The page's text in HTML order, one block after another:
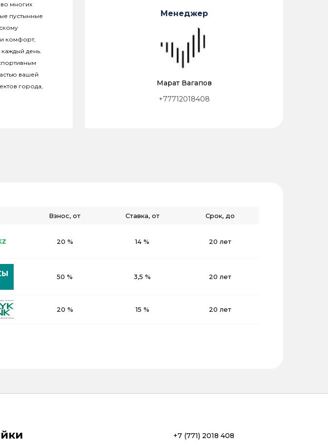
многих
пустынные
комфорт,
день.
вашей
города,
Менеджер
Марат Вагапов
+77712018408
Взнос, от Ставка, от Срок, до
20 % 14 % 20 лет
50 % 3,5 % 20 лет
20 % 15 % 20 лет
+7 (771) 2018 408